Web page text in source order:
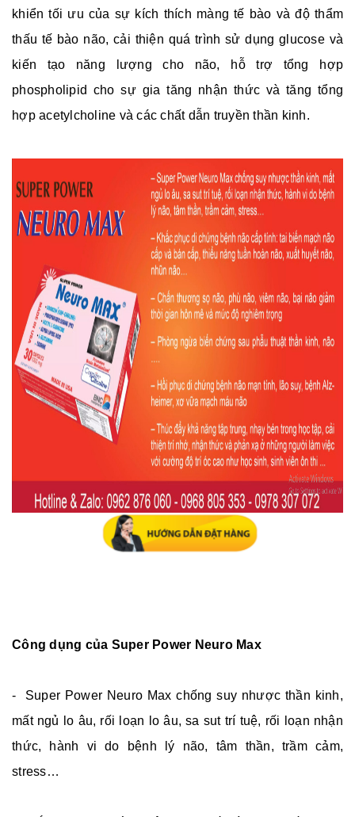
khiển tối ưu của sự kích thích màng tế bào và độ thẩm
thấu tế bào não, cải thiện quá trình sử dụng glucose và
kiến tạo năng lượng cho não, hỗ trợ tổng hợp
phospholipid cho sự gia tăng nhận thức và tăng tổng
hợp acetylcholine và các chất dẫn truyền thần kinh.
Công dụng của Super Power Neuro Max
- Super Power Neuro Max chống suy nhược thần kinh,
mất ngủ lo âu, rối loạn lo âu, sa sut trí tuệ, rối loạn nhận
thức, hành vi do bệnh lý não, tâm thần, trầm cảm,
stress…